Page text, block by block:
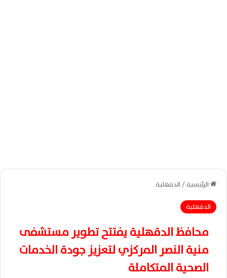
الرئيسية/الدقهلية
الدقهلية
محافظ الدقهلية يفتتح تطوير مستشفى
منية النصر المركزي لتعزيز جودة الخدمات
الصحية المتكاملة